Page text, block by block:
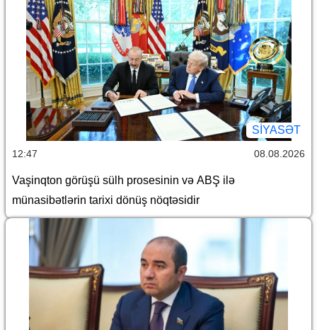
SİYASƏT
12:47 08.08.2026
Vaşinqton görüşü sülh prosesinin və ABŞ ilə
münasibətlərin tarixi dönüş nöqtəsidir